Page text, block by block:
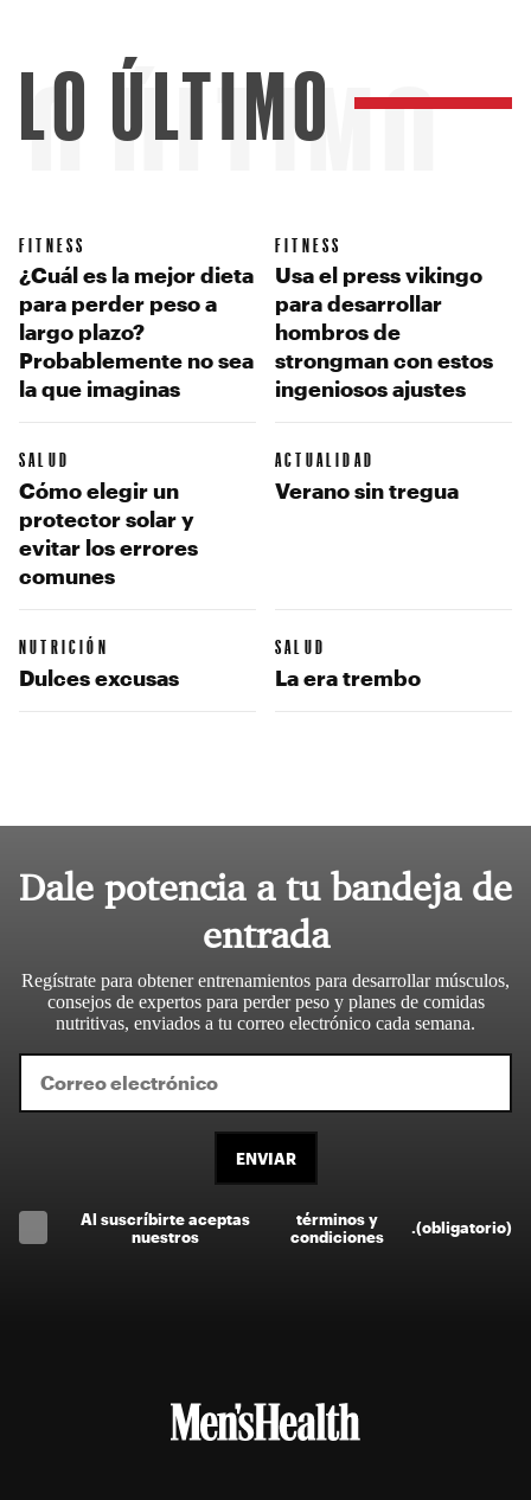
ÚLTIMO
LO ÚLTIMO
FITNESS
¿Cuál es la mejor dieta
para perder peso a
largo plazo?
Probablemente no sea
la que imaginas
FITNESS
Usa el press vikingo
para desarrollar
hombros de
strongman con estos
ingeniosos ajustes
SALUD
Cómo elegir un
protector solar y
evitar los errores
comunes
ACTUALIDAD
Verano sin tregua
NUTRICIÓN
Dulces excusas
SALUD
La era trembo
Dale potencia a tu bandeja de
entrada
Regístrate para obtener entrenamientos para desarrollar músculos,
consejos de expertos para perder peso y planes de comidas
nutritivas, enviados a tu correo electrónico cada semana.
ENVIAR
Al suscríbirte aceptas
nuestros
términos y
condiciones
.(obligatorio)